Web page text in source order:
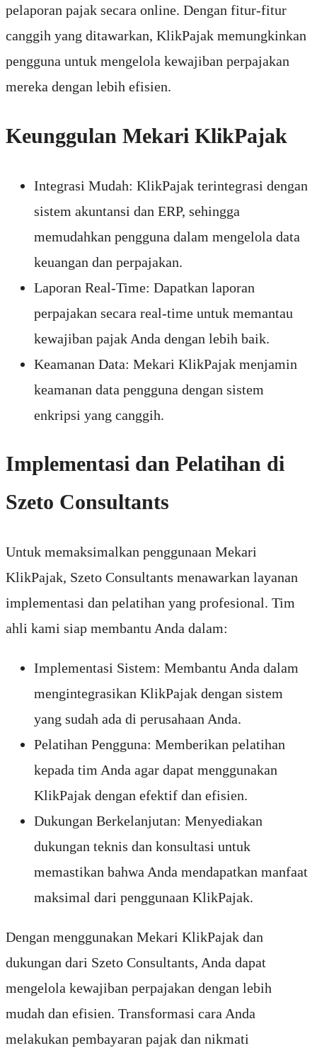
pelaporan pajak secara online. Dengan fitur-fitur
canggih yang ditawarkan, KlikPajak memungkinkan
pengguna untuk mengelola kewajiban perpajakan
mereka dengan lebih efisien.
Keunggulan Mekari KlikPajak
Integrasi Mudah: KlikPajak terintegrasi dengan
sistem akuntansi dan ERP, sehingga
memudahkan pengguna dalam mengelola data
keuangan dan perpajakan.
Laporan Real-Time: Dapatkan laporan
perpajakan secara real-time untuk memantau
kewajiban pajak Anda dengan lebih baik.
Keamanan Data: Mekari KlikPajak menjamin
keamanan data pengguna dengan sistem
enkripsi yang canggih.
Implementasi dan Pelatihan di
Szeto Consultants
Untuk memaksimalkan penggunaan Mekari
KlikPajak, Szeto Consultants menawarkan layanan
implementasi dan pelatihan yang profesional. Tim
ahli kami siap membantu Anda dalam:
Implementasi Sistem: Membantu Anda dalam
mengintegrasikan KlikPajak dengan sistem
yang sudah ada di perusahaan Anda.
Pelatihan Pengguna: Memberikan pelatihan
kepada tim Anda agar dapat menggunakan
KlikPajak dengan efektif dan efisien.
Dukungan Berkelanjutan: Menyediakan
dukungan teknis dan konsultasi untuk
memastikan bahwa Anda mendapatkan manfaat
maksimal dari penggunaan KlikPajak.
Dengan menggunakan Mekari KlikPajak dan
dukungan dari Szeto Consultants, Anda dapat
mengelola kewajiban perpajakan dengan lebih
mudah dan efisien. Transformasi cara Anda
melakukan pembayaran pajak dan nikmati